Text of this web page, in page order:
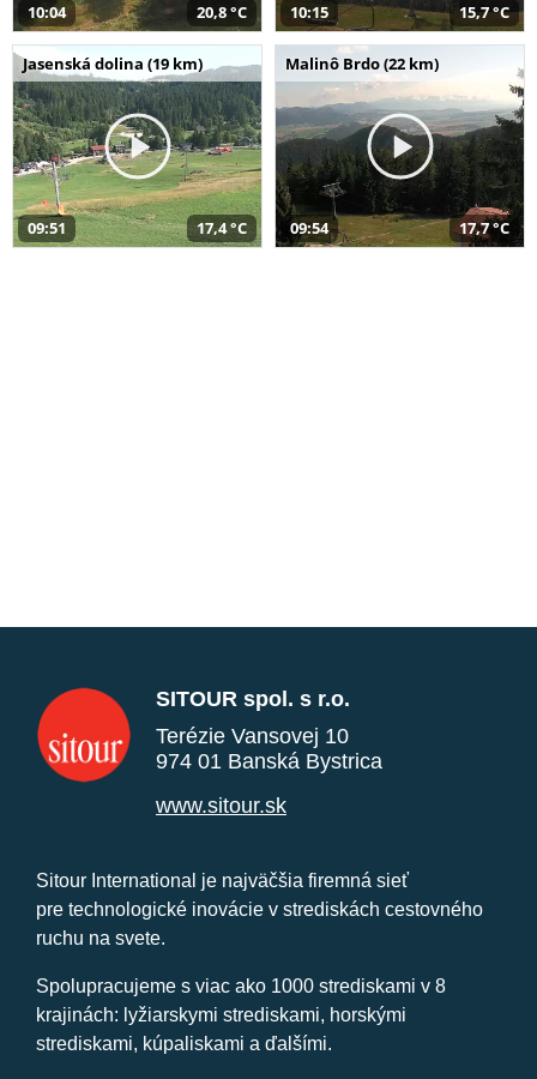
10:04 20,8 °C 10:15 15,7 °C
Jasenská dolina (19 km)
09:51 17,4 °C
Malinô Brdo (22 km)
09:54 17,7 °C
SITOUR spol. s r.o.
Terézie Vansovej 10
974 01 Banská Bystrica
www.sitour.sk
Sitour International je najväčšia firemná sieť
pre technologické inovácie v strediskách cestovného
ruchu na svete.
Spolupracujeme s viac ako 1000 strediskami v 8
krajinách: lyžiarskymi strediskami, horskými
strediskami, kúpaliskami a ďalšími.